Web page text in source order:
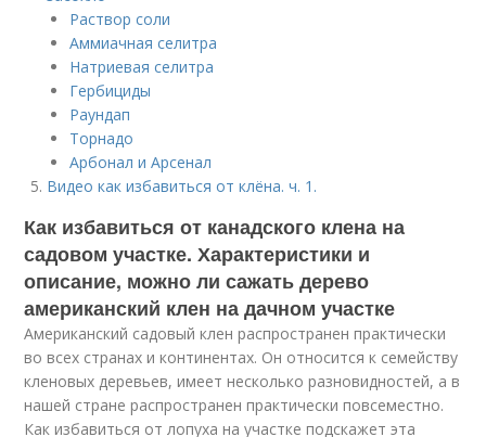
Раствор соли
Аммиачная селитра
Натриевая селитра
Гербициды
Раундап
Торнадо
Арбонал и Арсенал
Видео как избавиться от клёна. ч. 1.
Как избавиться от канадского клена на
садовом участке. Характеристики и
описание, можно ли сажать дерево
американский клен на дачном участке
Американский садовый клен распространен практически
во всех странах и континентах. Он относится к семейству
кленовых деревьев, имеет несколько разновидностей, а в
нашей стране распространен практически повсеместно.
Как избавиться от лопуха на участке подскажет эта